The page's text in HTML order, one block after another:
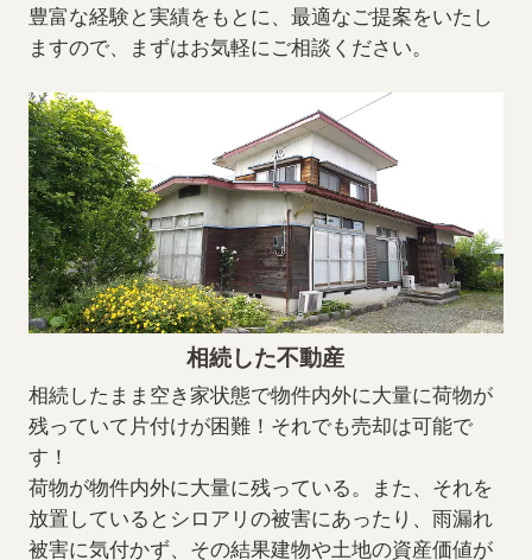
豊富な経験と実績をもとに、最適なご提案をいたし
ますので、まずはお気軽にご相談ください。
相続した不動産
相続したまま空き家状態で物件内外に大量に荷物が
残っていて片付けが困難！それでも売却は可能で
す！
荷物が物件内外に大量に残っている。また、それを
放置しているとシロアリの被害にあったり、雨漏れ
被害に気付かず、その結果建物や土地の資産価値が